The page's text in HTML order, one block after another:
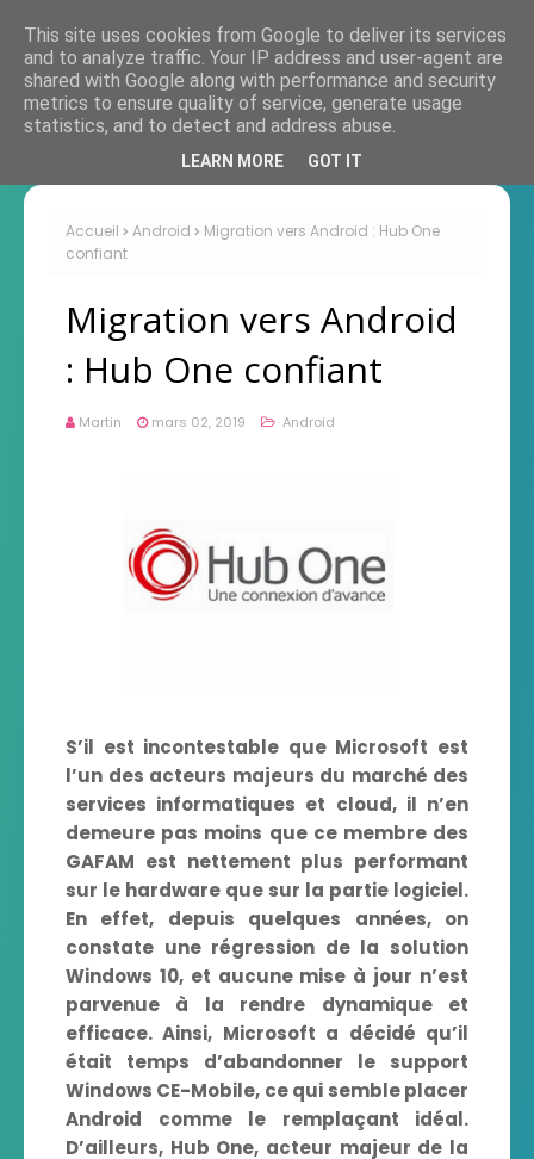
Accueil Android
Migration vers Android : Hub One
confiant
Migration vers Android
: Hub One confiant
Martin mars 02, 2019 Android
S’il est incontestable que Microsoft est
l’un des acteurs majeurs du marché des
services informatiques et cloud, il n’en
demeure pas moins que ce membre des
GAFAM est nettement plus performant
sur le hardware que sur la partie logiciel.
En effet, depuis quelques années, on
constate une régression de la solution
Windows 10, et aucune mise à jour n’est
parvenue à la rendre dynamique et
efficace. Ainsi, Microsoft a décidé qu’il
était temps d’abandonner le support
Windows CE-Mobile, ce qui semble placer
Android comme le remplaçant idéal.
D’ailleurs, Hub One, acteur majeur de la
This site uses cookies from Google to deliver its services
and to analyze traffic. Your IP address and user-agent are
shared with Google along with performance and security
metrics to ensure quality of service, generate usage
statistics, and to detect and address abuse.
LEARN MORE GOT IT